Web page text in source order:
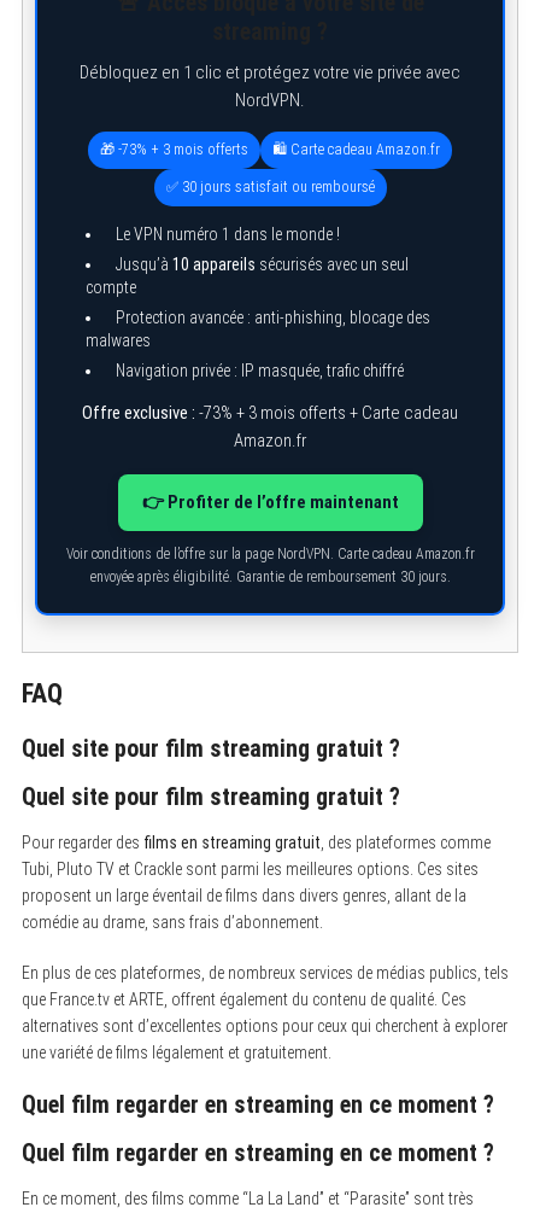
Débloquez en 1 clic et protégez votre vie privée avec
NordVPN.
🎁 -73% + 3 mois offerts 🛍️ Carte cadeau Amazon.fr
✅ 30 jours satisfait ou remboursé
Le VPN numéro 1 dans le monde !
Jusqu’à 10 appareils sécurisés avec un seul
compte
Protection avancée : anti-phishing, blocage des
malwares
Navigation privée : IP masquée, trafic chiffré
Offre exclusive : -73% + 3 mois offerts + Carte cadeau
Amazon.fr
👉 Profiter de l’offre maintenant
Voir conditions de l’offre sur la page NordVPN. Carte cadeau Amazon.fr
envoyée après éligibilité. Garantie de remboursement 30 jours.
FAQ
Quel site pour film streaming gratuit ?
Quel site pour film streaming gratuit ?
Pour regarder des films en streaming gratuit , des plateformes comme
Tubi, Pluto TV et Crackle sont parmi les meilleures options. Ces sites
proposent un large éventail de films dans divers genres, allant de la
comédie au drame, sans frais d’abonnement.
En plus de ces plateformes, de nombreux services de médias publics, tels
que France.tv et ARTE, offrent également du contenu de qualité. Ces
alternatives sont d’excellentes options pour ceux qui cherchent à explorer
une variété de films légalement et gratuitement.
Quel film regarder en streaming en ce moment ?
Quel film regarder en streaming en ce moment ?
En ce moment, des films comme “La La Land” et “Parasite” sont très